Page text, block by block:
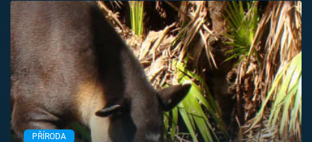
Témata
Pořady
TV Program
Časopis
PŘÍRODA